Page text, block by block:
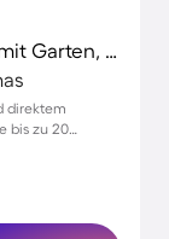
Voll ausgestattete charmante Villa mit Garten, Terrasse und privatem Pool
direktem
bis zu 20